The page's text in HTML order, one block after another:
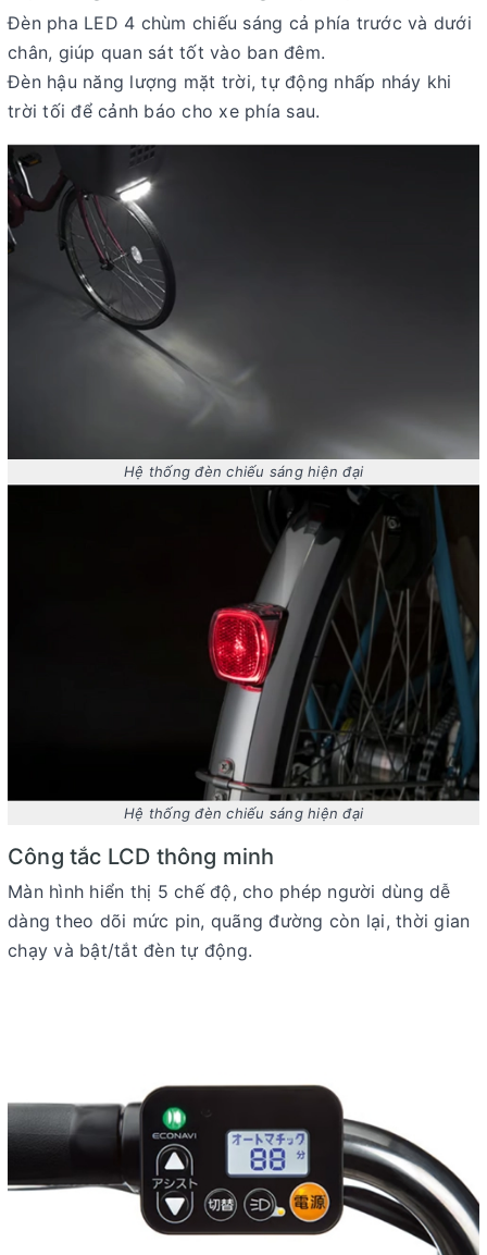
Đèn pha LED 4 chùm chiếu sáng cả phía trước và dưới
chân, giúp quan sát tốt vào ban đêm.
Đèn hậu năng lượng mặt trời, tự động nhấp nháy khi
trời tối để cảnh báo cho xe phía sau.
Hệ thống đèn chiếu sáng hiện đại
Hệ thống đèn chiếu sáng hiện đại
Công tắc LCD thông minh
Màn hình hiển thị 5 chế độ, cho phép người dùng dễ
dàng theo dõi mức pin, quãng đường còn lại, thời gian
chạy và bật/tắt đèn tự động.